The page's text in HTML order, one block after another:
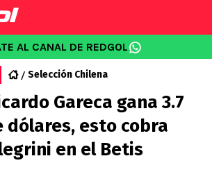
AL CANAL DE REDGOL
Selección Chilena
Gareca gana 3.7
dólares, esto cobra
en el Betis